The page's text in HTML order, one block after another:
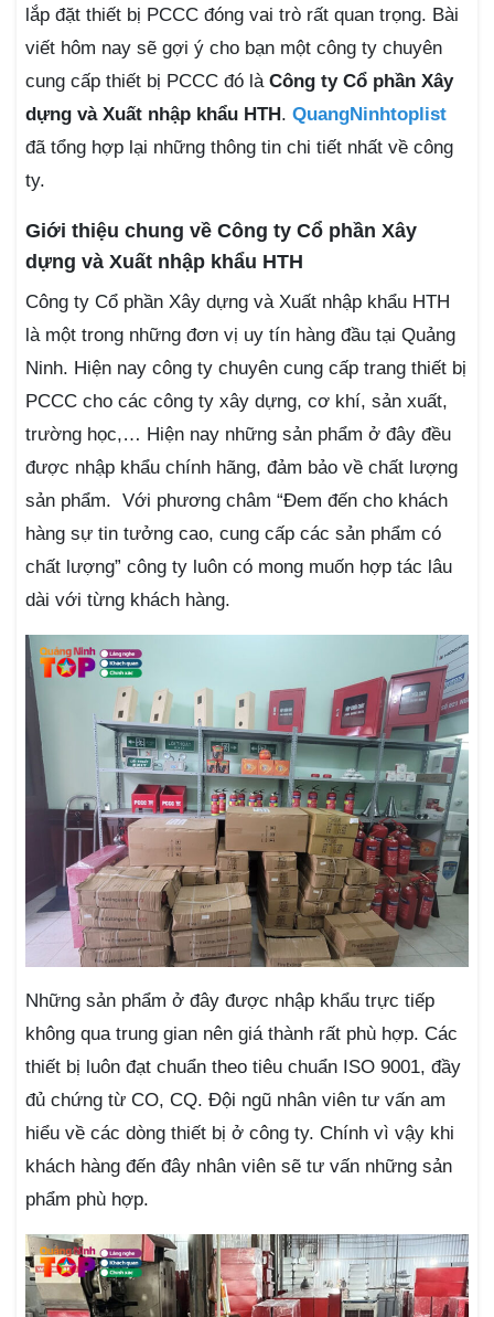
lắp đặt thiết bị PCCC đóng vai trò rất quan trọng. Bài
viết hôm nay sẽ gợi ý cho bạn một công ty chuyên
cung cấp thiết bị PCCC đó là Công ty Cổ phần Xây
dựng và Xuất nhập khẩu HTH. QuangNinhtoplist
đã tổng hợp lại những thông tin chi tiết nhất về công
ty.
Giới thiệu chung về Công ty Cổ phần Xây
dựng và Xuất nhập khẩu HTH
Công ty Cổ phần Xây dựng và Xuất nhập khẩu HTH
là một trong những đơn vị uy tín hàng đầu tại Quảng
Ninh. Hiện nay công ty chuyên cung cấp trang thiết bị
PCCC cho các công ty xây dựng, cơ khí, sản xuất,
trường học,… Hiện nay những sản phẩm ở đây đều
được nhập khẩu chính hãng, đảm bảo về chất lượng
sản phẩm. Với phương châm “Đem đến cho khách
hàng sự tin tưởng cao, cung cấp các sản phẩm có
chất lượng” công ty luôn có mong muốn hợp tác lâu
dài với từng khách hàng.
Những sản phẩm ở đây được nhập khẩu trực tiếp
không qua trung gian nên giá thành rất phù hợp. Các
thiết bị luôn đạt chuẩn theo tiêu chuẩn ISO 9001, đầy
đủ chứng từ CO, CQ. Đội ngũ nhân viên tư vấn am
hiểu về các dòng thiết bị ở công ty. Chính vì vậy khi
khách hàng đến đây nhân viên sẽ tư vấn những sản
phẩm phù hợp.